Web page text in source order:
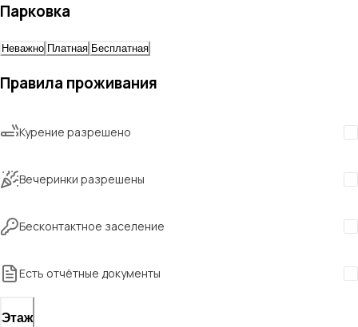
Парковка
Неважно Платная Бесплатная
Правила проживания
Курение разрешено
Вечеринки разрешены
Бесконтактное заселение
Есть отчётные документы
Этаж